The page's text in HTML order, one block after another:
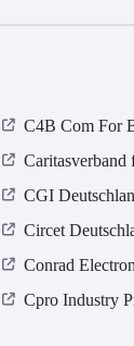
C4B Com For
Caritasverband
CGI
Circet
Conrad
Cpro Industry